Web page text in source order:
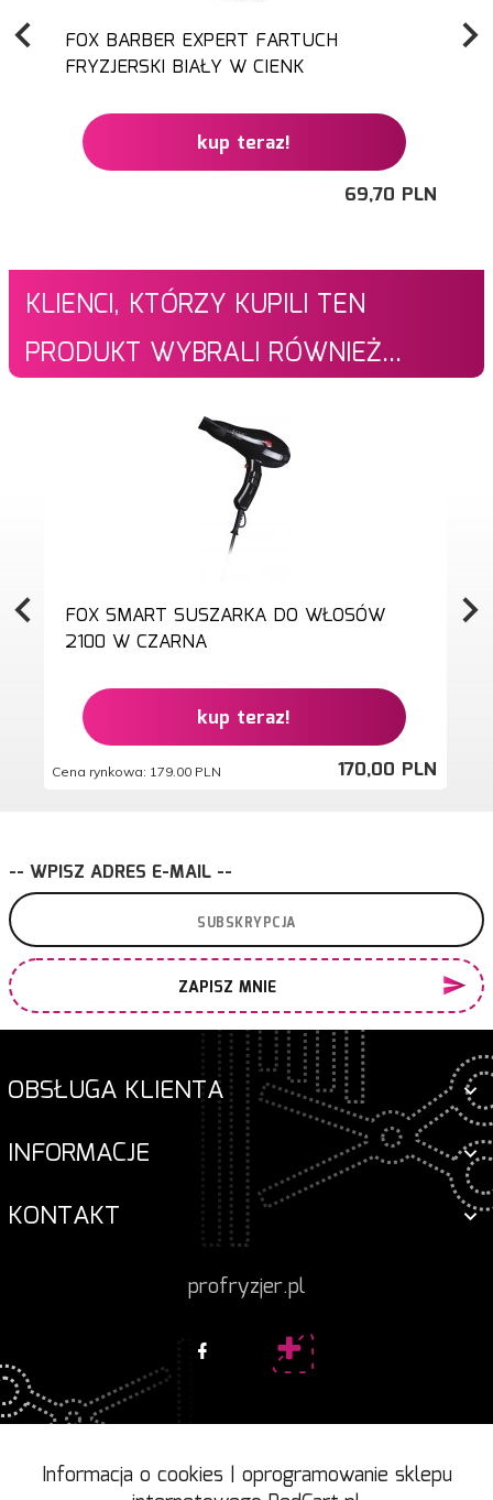
FOX BARBER EXPERT FARTUCH
FRYZJERSKI BIAŁY W CIENK
kup teraz!
69,70 PLN
KLIENCI, KTÓRZY KUPILI TEN
PRODUKT WYBRALI RÓWNIEŻ...
FOX SMART SUSZARKA DO WŁOSÓW
2100 W CZARNA
kup teraz!
170,00 PLN
Cena rynkowa: 179.00 PLN
-- WPISZ ADRES E-MAIL --
ZAPISZ MNIE
OBSŁUGA KLIENTA
INFORMACJE
KONTAKT
profryzjer.pl
Informacja o cookies | oprogramowanie sklepu